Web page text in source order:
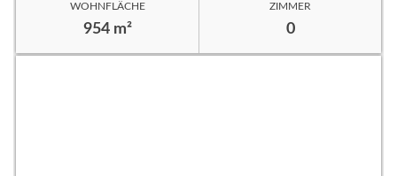
WOHNFLÄCHE
954 m²
ZIMMER
0